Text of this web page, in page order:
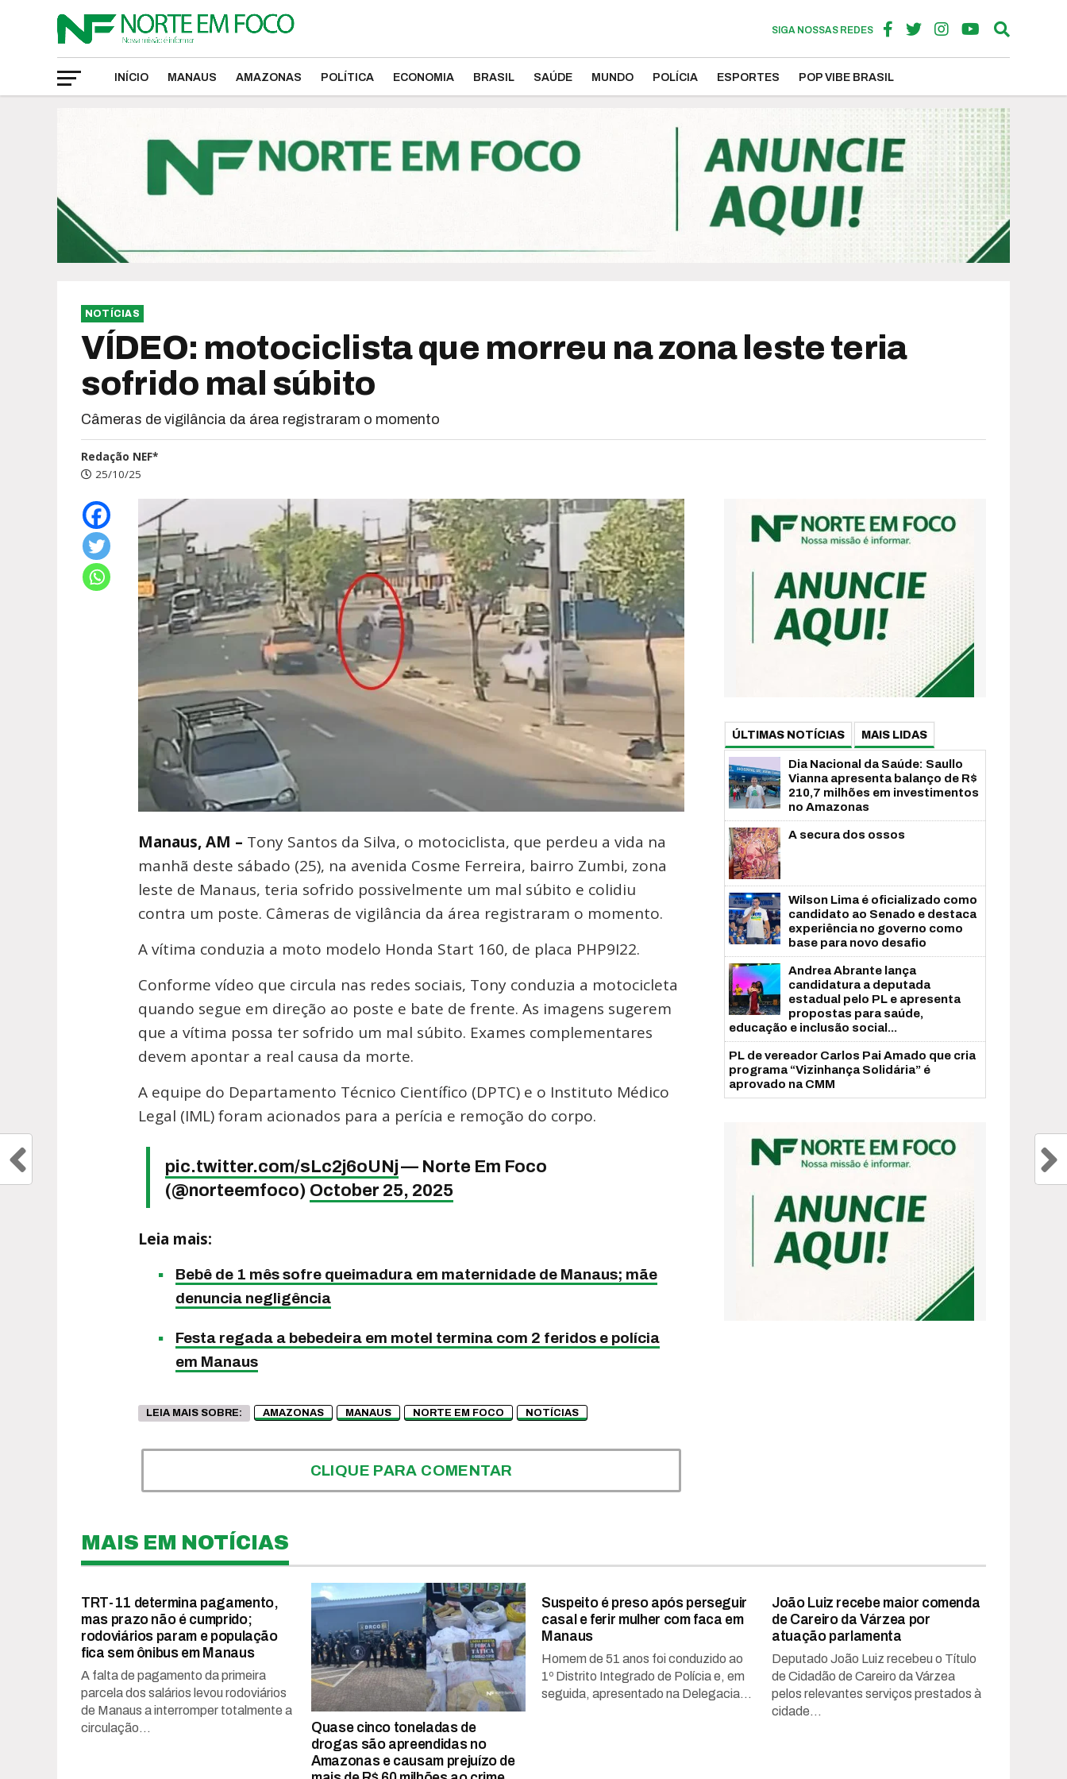
SIGA NOSSAS REDES
INÍCIO MANAUS AMAZONAS POLÍTICA ECONOMIA BRASIL SAÚDE MUNDO POLÍCIA ESPORTES POP VIBE BRASIL
NOTÍCIAS
VÍDEO: motociclista que morreu na zona leste teria
sofrido mal súbito
Câmeras de vigilância da área registraram o momento
Redação NEF*
25/10/25
Manaus, AM – Tony Santos da Silva, o motociclista, que perdeu a vida na
manhã deste sábado (25), na avenida Cosme Ferreira, bairro Zumbi, zona
leste de Manaus, teria sofrido possivelmente um mal súbito e colidiu
contra um poste. Câmeras de vigilância da área registraram o momento.
A vítima conduzia a moto modelo Honda Start 160, de placa PHP9I22.
Conforme vídeo que circula nas redes sociais, Tony conduzia a motocicleta
quando segue em direção ao poste e bate de frente. As imagens sugerem
que a vítima possa ter sofrido um mal súbito. Exames complementares
devem apontar a real causa da morte.
A equipe do Departamento Técnico Científico (DPTC) e o Instituto Médico
Legal (IML) foram acionados para a perícia e remoção do corpo.
pic.twitter.com/sLc2j6oUNj— Norte Em Foco
(@norteemfoco) October 25, 2025
Leia mais:
Bebê de 1 mês sofre queimadura em maternidade de Manaus; mãe
denuncia negligência
Festa regada a bebedeira em motel termina com 2 feridos e polícia
em Manaus
LEIA MAIS SOBRE: AMAZONAS MANAUS NORTE EM FOCO NOTÍCIAS
CLIQUE PARA COMENTAR
ÚLTIMAS NOTÍCIAS MAIS LIDAS
Dia Nacional da Saúde: Saullo
Vianna apresenta balanço de R$
210,7 milhões em investimentos
no Amazonas
A secura dos ossos
Wilson Lima é oficializado como
candidato ao Senado e destaca
experiência no governo como
base para novo desafio
Andrea Abrante lança
candidatura a deputada
estadual pelo PL e apresenta
propostas para saúde,
educação e inclusão social...
PL de vereador Carlos Pai Amado que cria
programa “Vizinhança Solidária” é
aprovado na CMM
MAIS EM NOTÍCIAS
TRT-11 determina pagamento,
mas prazo não é cumprido;
rodoviários param e população
fica sem ônibus em Manaus
A falta de pagamento da primeira
parcela dos salários levou rodoviários
de Manaus a interromper totalmente a
circulação...
Quase cinco toneladas de
drogas são apreendidas no
Amazonas e causam prejuízo de
Suspeito é preso após perseguir
casal e ferir mulher com faca em
Manaus
Homem de 51 anos foi conduzido ao
1º Distrito Integrado de Polícia e, em
seguida, apresentado na Delegacia...
João Luiz recebe maior comenda
de Careiro da Várzea por
atuação parlamenta
Deputado João Luiz recebeu o Título
de Cidadão de Careiro da Várzea
pelos relevantes serviços prestados à
cidade...